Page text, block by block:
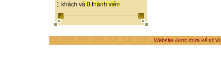
THÀNH TỰU
1 khách và 0 thành viên
Website được thừa kế từ